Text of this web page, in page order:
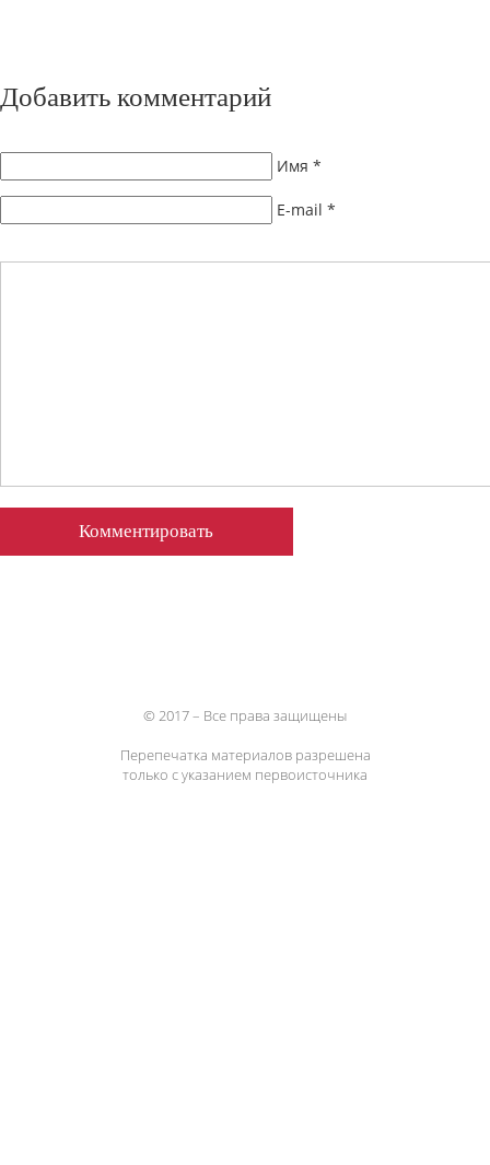
Добавить комментарий
Имя *
E-mail *
© 2017 – Все права защищены
Перепечатка материалов разрешена
только с указанием первоисточника